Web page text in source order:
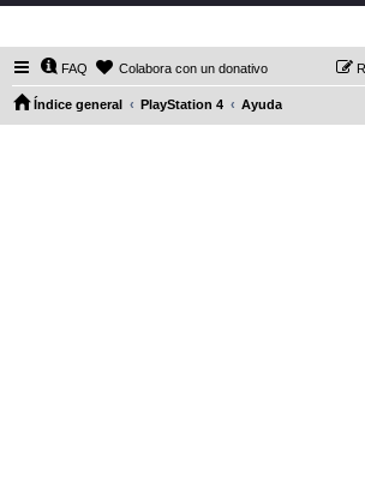
FAQ Colabora con un donativo
Índice general PlayStation 4 Ayuda